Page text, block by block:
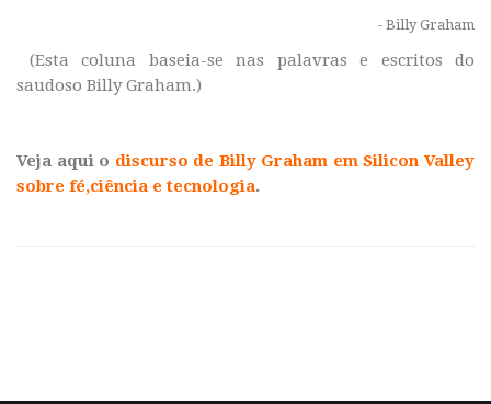
- Billy Graham
(Esta coluna baseia-se nas palavras e escritos do
saudoso Billy Graham.)
Veja aqui o discurso de Billy Graham em Silicon Valley
sobre fé,ciência e tecnologia.